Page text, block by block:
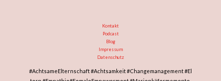
Kontakt
Podcast
Blog
Impressum
Datenschutz
#AchtsameElternschaft#Achtsamkeit#Changemanagement#El